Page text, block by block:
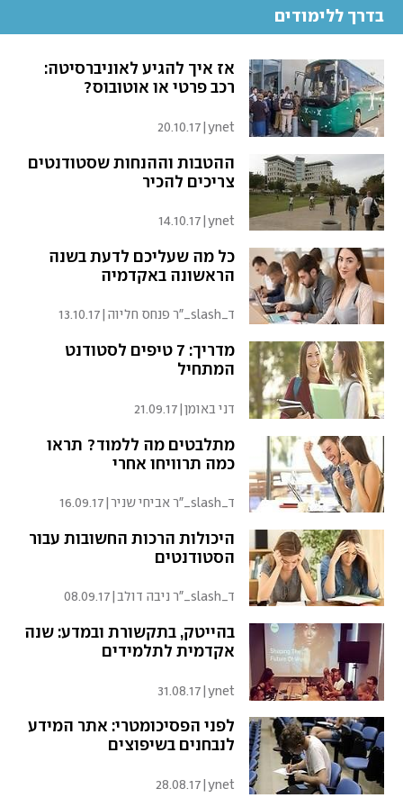
בדרך ללימודים
אז איך להגיע לאוניברסיטה:
רכב פרטי או אוטובוס?
ynet
|
20.10.17
ההטבות וההנחות שסטודנטים
צריכים להכיר
ynet
|
14.10.17
כל מה שעליכם לדעת בשנה
הראשונה באקדמיה
ד_slash_"ר פנחס חליוה 13.10.17
מדריך: 7 טיפים לסטודנט
המתחיל
דני באומן|
21.09.17
מתלבטים מה ללמוד? תראו
כמה תרוויחו אחרי
ד_slash_"ר אביחי שניר |
16.09.17
היכולות הרכות החשובות עבור
הסטודנטים
ד_slash_"ר ניבה דולב |
08.09.17
בהייטק, בתקשורת ובמדע: שנה
אקדמית לתלמידים
ynet
|
31.08.17
לפני הפסיכומטרי: אתר המידע
לנבחנים בשיפוצים
ynet
|
28.08.17